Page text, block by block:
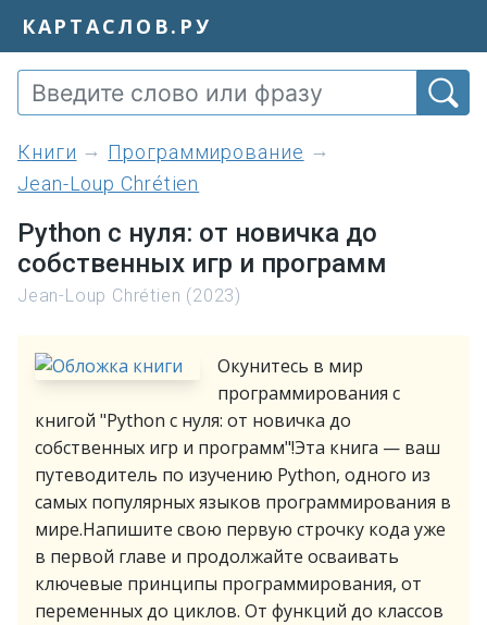
КАРТАСЛОВ.РУ
книги
Программирование
Jean-Loup Chrétien
Python с нуля: от новичка до
собственных игр и программ
Jean-Loup Chrétien (2023)
Окунитесь в мир
программирования с
книгой "Python с нуля: от новичка до
собственных игр и программ"!Эта книга — ваш
путеводитель по изучению Python, одного из
самых популярных языков программирования в
мире.Напишите свою первую строчку кода уже
в первой главе и продолжайте осваивать
ключевые принципы программирования, от
переменных до циклов. От функций до классов